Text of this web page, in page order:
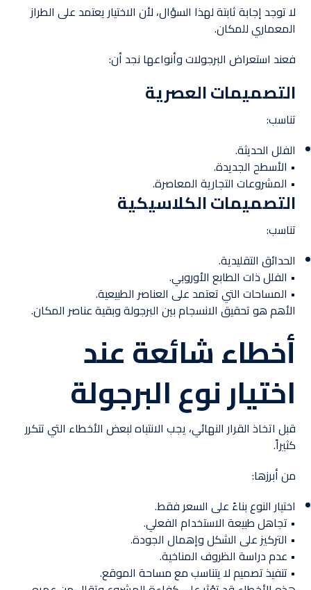
لا توجد إجابة ثابتة لهذا السؤال، لأن الاختيار يعتمد على الطراز
المعماري للمكان.
فعند استعراض البرجولات وأنواعها نجد أن:
التصميمات العصرية
تناسب:
الفلل الحديثة.
• الأسطح الجديدة.
• المشروعات التجارية المعاصرة.
التصميمات الكلاسيكية
تناسب:
الحدائق التقليدية.
• الفلل ذات الطابع الأوروبي.
• المساحات التي تعتمد على العناصر الطبيعية.
الأهم هو تحقيق الانسجام بين البرجولة وبقية عناصر المكان.
أخطاء شائعة عند
اختيار نوع البرجولة
قبل اتخاذ القرار النهائي، يجب الانتباه لبعض الأخطاء التي تتكرر
كثيراً.
من أبرزها:
اختيار النوع بناءً على السعر فقط.
• تجاهل طبيعة الاستخدام الفعلي.
• التركيز على الشكل وإهمال الجودة.
• عدم دراسة الظروف المناخية.
• تنفيذ تصميم لا يتناسب مع مساحة الموقع.